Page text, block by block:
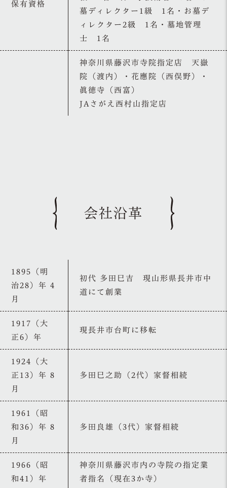
保有資格
墓ディレクター1級 1名・お墓デ
ィレクター2級 1名・墓地管理
士 1名
神奈川県藤沢市寺院指定店 天嶽
院（渡内）・花應院（西俣野）・
眞徳寺（西富）
JAさがえ西村山指定店
会社沿革
1895（明
治28）年 4
月
初代 多田巳吉 現山形県長井市中
道にて創業
1917（大
正6）年
現長井市台町に移転
1924（大
正13）年 8
月
多田巳之助（2代）家督相続
1961（昭
和36）年 8
月
多田良雄（3代）家督相続
1966（昭
和41）年
神奈川県藤沢市内の寺院の指定業
者指名（現在3か寺）